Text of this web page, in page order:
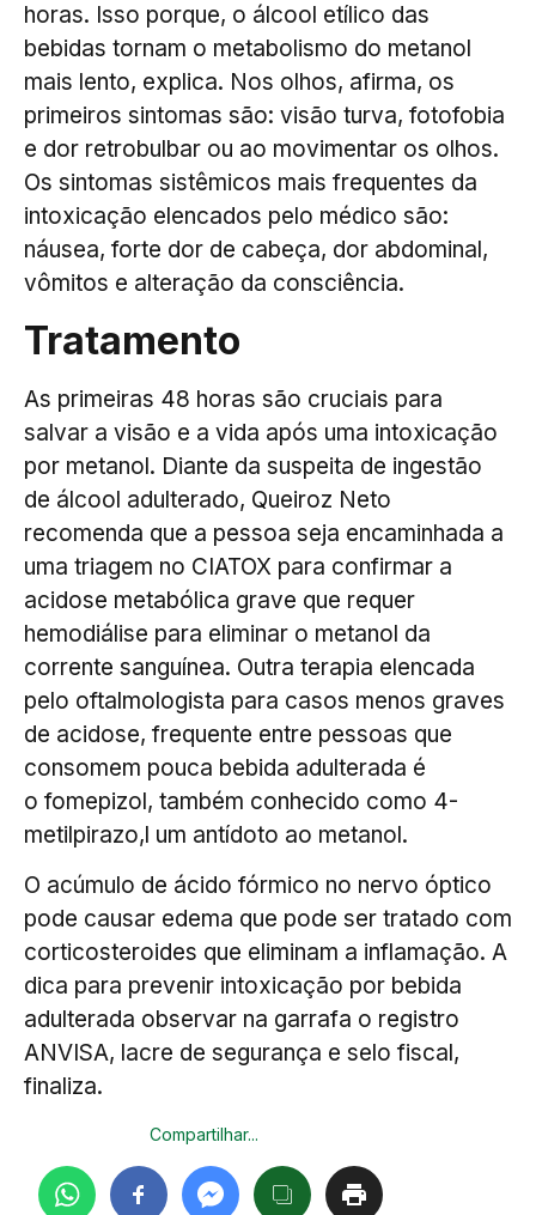
horas. Isso porque, o álcool etílico das
bebidas tornam o metabolismo do metanol
mais lento, explica. Nos olhos, afirma, os
primeiros sintomas são: visão turva, fotofobia
e dor retrobulbar ou ao movimentar os olhos.
Os sintomas sistêmicos mais frequentes da
intoxicação elencados pelo médico são:
náusea, forte dor de cabeça, dor abdominal,
vômitos e alteração da consciência.
Tratamento
As primeiras 48 horas são cruciais para
salvar a visão e a vida após uma intoxicação
por metanol. Diante da suspeita de ingestão
de álcool adulterado, Queiroz Neto
recomenda que a pessoa seja encaminhada a
uma triagem no CIATOX para confirmar a
acidose metabólica grave que requer
hemodiálise para eliminar o metanol da
corrente sanguínea. Outra terapia elencada
pelo oftalmologista para casos menos graves
de acidose, frequente entre pessoas que
consomem pouca bebida adulterada é
o fomepizol, também conhecido como 4-
metilpirazo,l um antídoto ao metanol.
O acúmulo de ácido fórmico no nervo óptico
pode causar edema que pode ser tratado com
corticosteroides que eliminam a inflamação. A
dica para prevenir intoxicação por bebida
adulterada observar na garrafa o registro
ANVISA, lacre de segurança e selo fiscal,
finaliza.
Compartilhar...